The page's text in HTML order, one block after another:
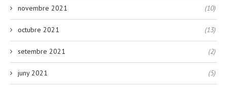
novembre 2021 (10)
octubre 2021 (13)
setembre 2021 (2)
juny 2021 (5)